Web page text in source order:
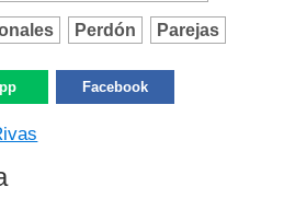
Perdón Parejas
Facebook